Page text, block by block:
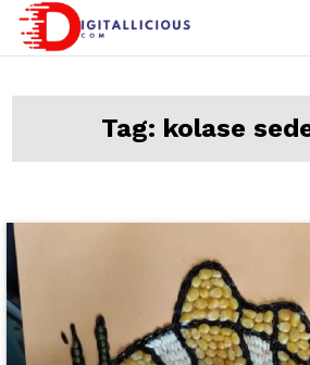
Skip
Information
Tag: kolase